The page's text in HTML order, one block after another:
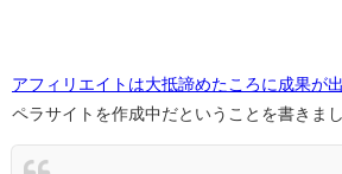
アフィリエイトは大抵諦めたころに成果が
ペラサイトを作成中だということを書きまし